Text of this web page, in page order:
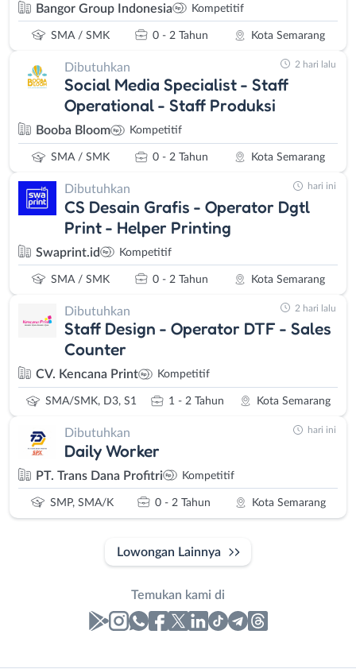
Bangor Group Indonesia Kompetitif
SMA / SMK 0 - 2 Tahun Kota Semarang
Dibutuhkan
Social Media Specialist - Staff
Operational - Staff Produksi
Booba Bloom Kompetitif
SMA / SMK 0 - 2 Tahun Kota Semarang
2 hari lalu
Dibutuhkan
CS Desain Grafis - Operator Dgtl
Print - Helper Printing
Swaprint.id Kompetitif
SMA / SMK 0 - 2 Tahun Kota Semarang
hari ini
Dibutuhkan
Staff Design - Operator DTF - Sales
Counter
CV. Kencana Print Kompetitif
SMA/SMK, D3, S1 1 - 2 Tahun Kota Semarang
2 hari lalu
Dibutuhkan
Daily Worker
PT. Trans Dana Profitri Kompetitif
SMP, SMA/K 0 - 2 Tahun Kota Semarang
hari ini
Lowongan Lainnya
Temukan kami di